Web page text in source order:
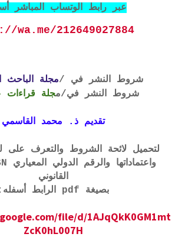
عبر رابط الوتساب المباشر
wa.me/212649027884
شروط النشر في /مجلة الباحث
شروط النشر في/مجلة قراءات
تقديم ذ. محمد القاسمي
لتحميل لائحة الشروط والتعرف على
القانوني
بصيغة pdf الرابط أسفله:
file/d/1AJqQkK0GM1mt
ZcK0hL007H